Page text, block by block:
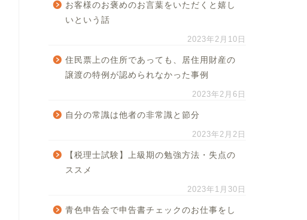
お客様のお褒めのお言葉をいただくと嬉し
いという話
2023年2月10日
住民票上の住所であっても、居住用財産の
譲渡の特例が認められなかった事例
2023年2月6日
自分の常識は他者の非常識と節分
2023年2月2日
【税理士試験】上級期の勉強方法・失点の
ススメ
2023年1月30日
青色申告会で申告書チェックのお仕事をし